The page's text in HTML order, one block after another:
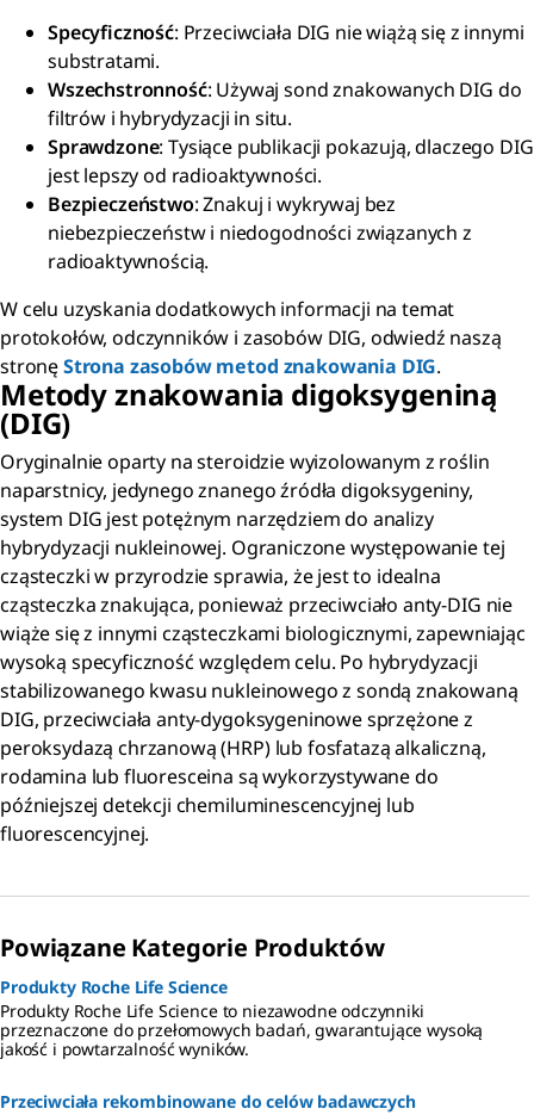
Specyficzność: Przeciwciała DIG nie wiążą się z innymi
substratami.
Wszechstronność: Używaj sond znakowanych DIG do
filtrów i hybrydyzacji in situ.
Sprawdzone: Tysiące publikacji pokazują, dlaczego DIG
jest lepszy od radioaktywności.
Bezpieczeństwo: Znakuj i wykrywaj bez
niebezpieczeństw i niedogodności związanych z
radioaktywnością.
W celu uzyskania dodatkowych informacji na temat
protokołów, odczynników i zasobów DIG, odwiedź naszą
stronęStrona zasobów metod znakowania DIG.
Metody znakowania digoksygeniną
(DIG)
Oryginalnie oparty na steroidzie wyizolowanym z roślin
naparstnicy, jedynego znanego źródła digoksygeniny,
system DIG jest potężnym narzędziem do analizy
hybrydyzacji nukleinowej. Ograniczone występowanie tej
cząsteczki w przyrodzie sprawia, że jest to idealna
cząsteczka znakująca, ponieważ przeciwciało anty-DIG nie
wiąże się z innymi cząsteczkami biologicznymi, zapewniając
wysoką specyficzność względem celu. Po hybrydyzacji
stabilizowanego kwasu nukleinowego z sondą znakowaną
DIG, przeciwciała anty-dygoksygeninowe sprzężone z
peroksydazą chrzanową (HRP) lub fosfatazą alkaliczną,
rodamina lub fluoresceina są wykorzystywane do
późniejszej detekcji chemiluminescencyjnej lub
fluorescencyjnej.
Powiązane Kategorie Produktów
Produkty Roche Life Science
Produkty Roche Life Science to niezawodne odczynniki
przeznaczone do przełomowych badań, gwarantujące wysoką
jakość i powtarzalność wyników.
Przeciwciała rekombinowane do celów badawczych